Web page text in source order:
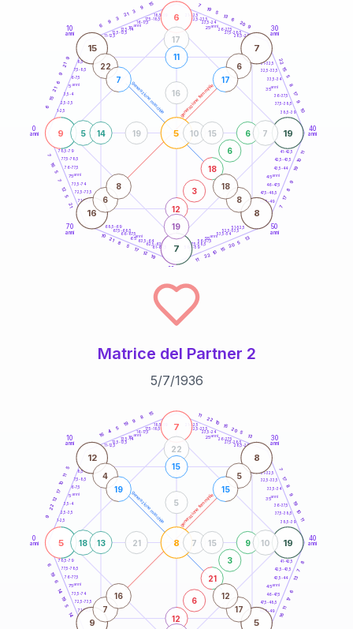
generazione maschile generazione femminile
0
anni
10
anni
30
anni
40
anni
50
anni
60
70
anni
1-2,5
2,5-3,5
3,5-4
6-7,5
7,5-8,5
8,5-9
11-12,5
12,5-13,5
13,5-14
16-17,5
17,5-18,5
18,5-19
21-22,5
22,5-23,5
23,5-24
26-27,5
27,5-28,5
28,5-29
31-32,5
32,5-33,5
33,5-34
36-37,5
37,5-38,5
38,5-39
41-42,5
42,5-43,5
43,5-44
46-47,5
47,5-48,5
48,5-49
51-52,5
52,5-53,5
53,5-54
56-57,5
57,5-58,5
58,5-59
61-62,5
62,5-63,5
63,5-64
66-67,5
67,5-68,5
68,5-69
71-72,5
72,5-73,5
73,5-74
76-77,5
77,5-78,5
78,5-79
6
15
21
6
9
21
9
6
9
3
21
3
9
15 7
19 5
13
6
20
9
22
15
5
8
17
9
10
11
10
19
9
8
17
7
13
5
20
15
10
22
11
19
12
17
5
8
21
10
21
5
12
7
5
16
7
9
6
19
7
5
15 7
16 8
12
3
18
6
6
5
17
7
19
14
11
10 15
19
16
22
7
6
17
6
8
8
18
5anni
15 anni 25anni
35anni
45anni
55anni
65anni
75anni
Matrice del Partner 2
5/7/1936
generazione maschile generazione femminile
0
anni
10
anni
30
anni
40
anni
1-2,5
2,5-3,5
3,5-4
6-7,5
7,5-8,5
8,5-9
11-12,5
12,5-13,5
13,5-14
16-17,5
17,5-18,5
18,5-19 21-22,5
22,5-23,5
23,5-24
26-27,5
27,5-28,5
28,5-29
31-32,5
32,5-33,5
33,5-34
36-37,5
37,5-38,5
38,5-39
41-42,5
42,5-43,5
43,5-44
46-47,5
47,5-48,5
48,5-49
71-72,5
72,5-73,5
73,5-74
76-77,5
77,5-78,5
78,5-79
9
22
12
17
10
11
5
16 4
5
19
9
8
15 11
22 10
15
20 5
13
7
17
8
9
19
10
11
8
7
13
6
17
11
16
14
5
19
14
6
19
6
5
7
19
8
12 8
9 5
12
6
21
3
9
18
22
10
13
15
7 15
21
5
4
19
5
15
7
16
17
12
5anni
15 anni 25anni
35anni
45anni
75anni